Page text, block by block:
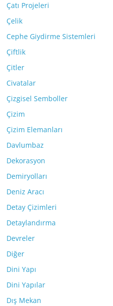
Çatı Projeleri
Çelik
Cephe Giydirme Sistemleri
Çiftlik
Çitler
Civatalar
Çizgisel Semboller
Çizim
Çizim Elemanları
Davlumbaz
Dekorasyon
Demiryolları
Deniz Aracı
Detay Çizimleri
Detaylandırma
Devreler
Diğer
Dini Yapı
Dini Yapılar
Dış Mekan